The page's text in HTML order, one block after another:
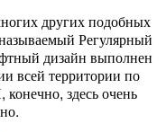
других подобных
Регулярный
дизайн выполнен
всей территории по
здесь очень